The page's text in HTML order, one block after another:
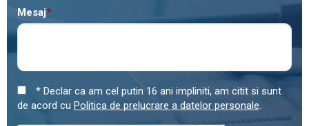
*
Mesaj
* Declar ca am cel putin 16 ani impliniti, am citit si sunt
de acord cu Politica de prelucrare a datelor personale.